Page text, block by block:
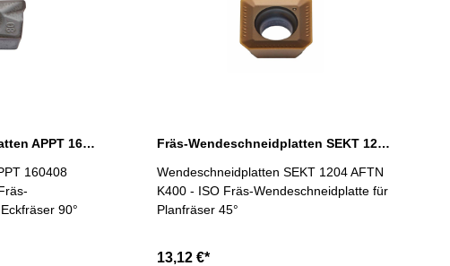
Fräs-Wendeschneidplatten APPT 160408 PDSR-MM K400
160408
90°
Fräs-Wendeschneidplatten SEKT 1204 AFTN K400
Wendeschneidplatten SEKT 1204 AFTN
K400 - ISO Fräs-Wendeschneidplatte für
Planfräser 45°
13,12 €*